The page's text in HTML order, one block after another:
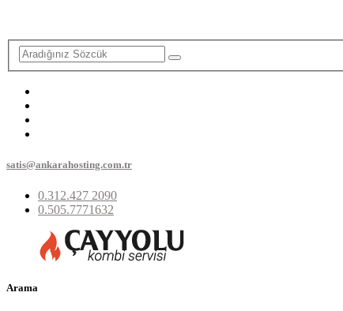
satis@ankarahosting.com.tr
0.312.427 2090
0.505.7771632
Arama